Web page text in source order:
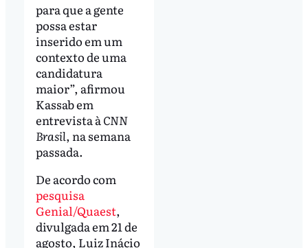
para que a gente
possa estar
inserido em um
contexto de uma
candidatura
maior”, afirmou
Kassab em
entrevista àCNN
Brasil, na semana
passada.
De acordo com
pesquisa
Genial/Quaest,
divulgada em 21 de
agosto, Luiz Inácio